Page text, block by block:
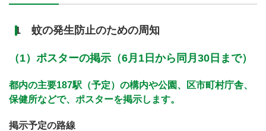
1 蚊の発生防止のための周知
（1）ポスターの掲示（6月1日から同月30日まで）
都内の主要187駅（予定）の構内や公園、区市町村庁舎、
保健所などで、ポスターを掲示します。
掲示予定の路線